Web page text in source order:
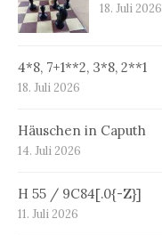
18. Juli 2026
4*8, 7+1**2, 3*8, 2**1
18. Juli 2026
Häuschen in Caputh
14. Juli 2026
H 55 / 9C84[.0{-Z}]
11. Juli 2026